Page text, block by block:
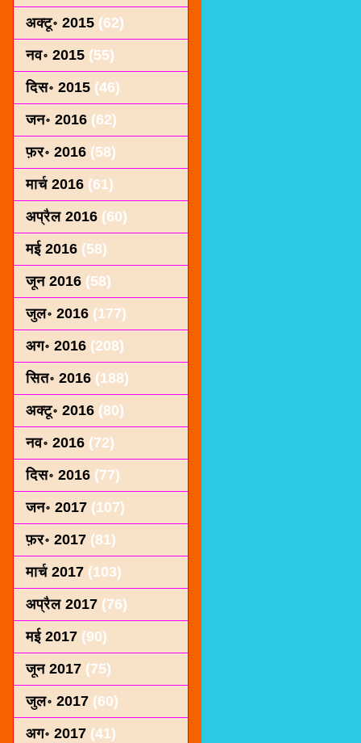
अक्टू॰ 2015 (62)
नव॰ 2015 (55)
दिस॰ 2015 (46)
जन॰ 2016 (62)
फ़र॰ 2016 (58)
मार्च 2016 (61)
अप्रैल 2016 (60)
मई 2016 (58)
जून 2016 (58)
जुल॰ 2016 (177)
अग॰ 2016 (208)
सित॰ 2016 (188)
अक्टू॰ 2016 (80)
नव॰ 2016 (72)
दिस॰ 2016 (77)
जन॰ 2017 (107)
फ़र॰ 2017 (81)
मार्च 2017 (103)
अप्रैल 2017 (76)
मई 2017 (90)
जून 2017 (75)
जुल॰ 2017 (60)
अग॰ 2017 (41)